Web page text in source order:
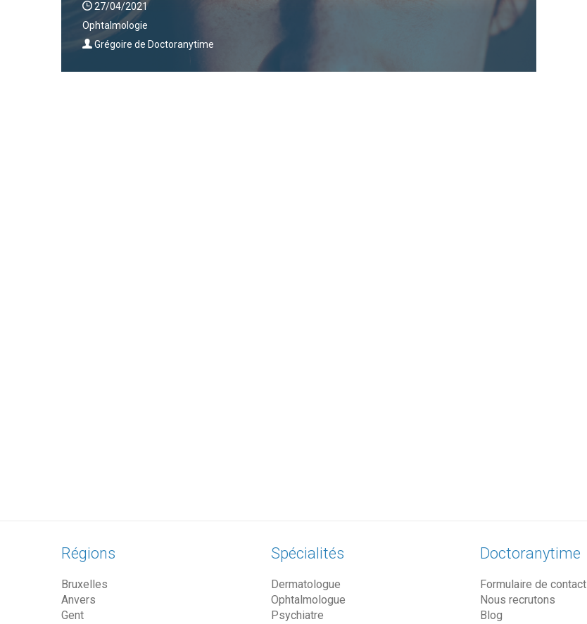
27/04/2021
Ophtalmologie
Grégoire de Doctoranytime
Régions
Bruxelles
Anvers
Gent
Spécialités
Dermatologue
Ophtalmologue
Psychiatre
Doctoranytime
Formulaire de contact
Nous recrutons
Blog